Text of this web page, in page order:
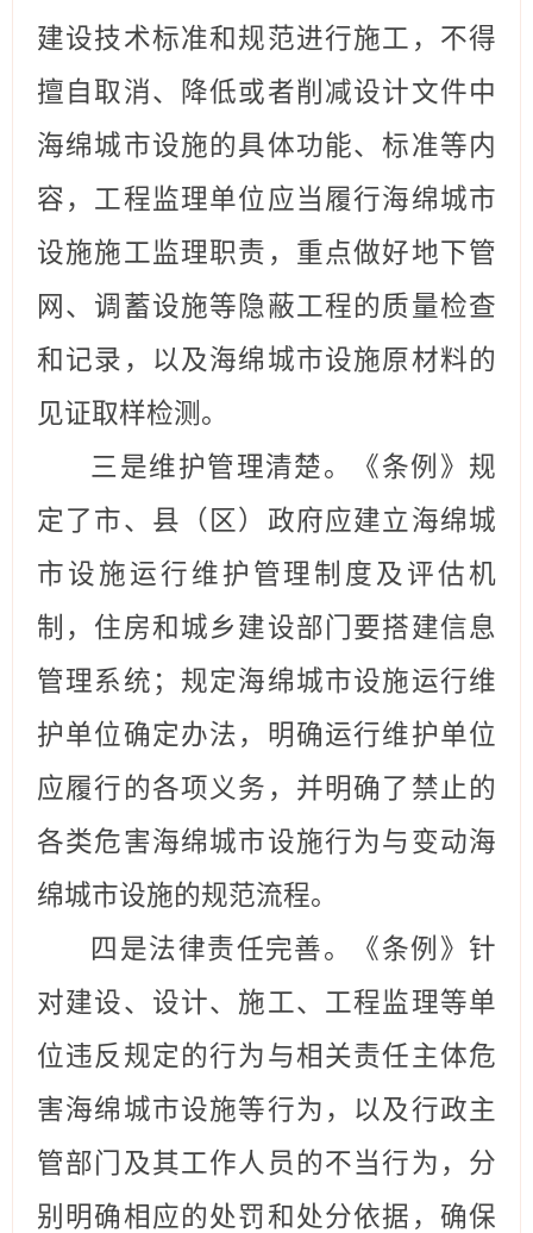
建设技术标准和规范进行施工，不得
擅自取消、降低或者削减设计文件中
海绵城市设施的具体功能、标准等内
容 ， 工程监理单位应当履行海绵城市
设施施工监理职责，重点做好地下管
网、调蓄设施等隐蔽工程的质量检查
和记录，以及海绵城市设施原材料的
见证取样检测。
三是维护管理清楚。《条例》规
定了市、县（区）政府应建立海绵城
市设施运行维护管理制度及评估机
制，住房和城乡建设部门要搭建信息
管理系统；规定海绵城市设施运行维
护单位确定办法，明确运行维护单位
应履行的各项义务，并明确了禁止的
各类危害海绵城市设施行为与变动海
绵城市设施的规范流程。
四是法律责任完善。《条例》针
对建设、设计、施工、工程监理等单
位违反规定的行为与相关责任主体危
害海绵城市设施等行为，以及行政主
管部门及其工作人员的不当行为，分
别明确相应的处罚和处分依据，确保